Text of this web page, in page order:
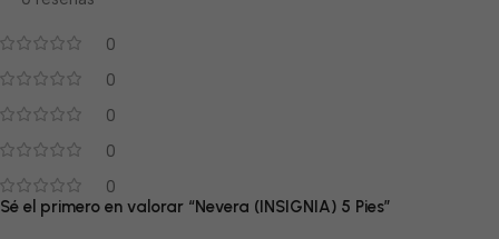
0
0
0
0
0
Sé el primero en valorar “Nevera (INSIGNIA) 5 Pies”